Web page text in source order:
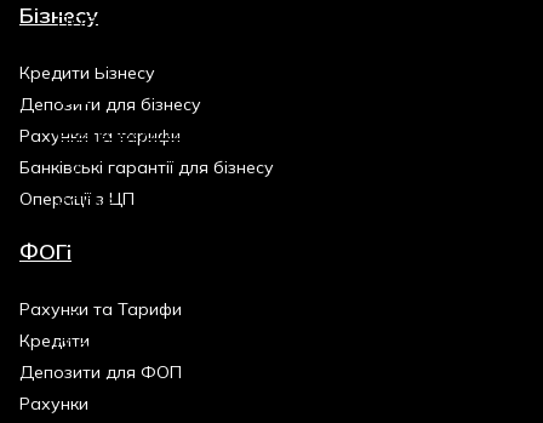
Бізнесу
Кредити Бізнесу
Депозити для бізнесу
Рахунки та тарифи
Банківські гарантії для бізнесу
Операції з ЦП
ФОП
Рахунки та Тарифи
Кредити
Депозити для ФОП
Рахунки